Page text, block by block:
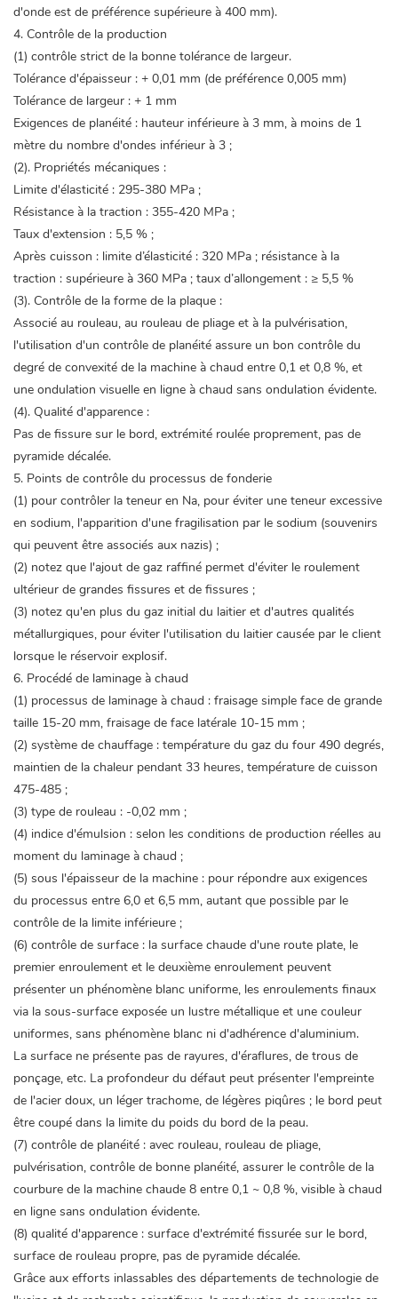
d'onde est de préférence supérieure à 400 mm).
4. Contrôle de la production
(1) contrôle strict de la bonne tolérance de largeur.
Tolérance d'épaisseur : + 0,01 mm (de préférence 0,005 mm)
Tolérance de largeur : + 1 mm
Exigences de planéité : hauteur inférieure à 3 mm, à moins de 1
mètre du nombre d'ondes inférieur à 3 ;
(2). Propriétés mécaniques :
Limite d'élasticité : 295-380 MPa ;
Résistance à la traction : 355-420 MPa ;
Taux d'extension : 5,5 % ;
Après cuisson : limite d’élasticité : 320 MPa ; résistance à la
traction : supérieure à 360 MPa ; taux d’allongement : ≥ 5,5 %
(3). Contrôle de la forme de la plaque :
Associé au rouleau, au rouleau de pliage et à la pulvérisation,
l'utilisation d'un contrôle de planéité assure un bon contrôle du
degré de convexité de la machine à chaud entre 0,1 et 0,8 %, et
une ondulation visuelle en ligne à chaud sans ondulation évidente.
(4). Qualité d'apparence :
Pas de fissure sur le bord, extrémité roulée proprement, pas de
pyramide décalée.
5. Points de contrôle du processus de fonderie
(1) pour contrôler la teneur en Na, pour éviter une teneur excessive
en sodium, l'apparition d'une fragilisation par le sodium (souvenirs
qui peuvent être associés aux nazis) ;
(2) notez que l'ajout de gaz raffiné permet d'éviter le roulement
ultérieur de grandes fissures et de fissures ;
(3) notez qu'en plus du gaz initial du laitier et d'autres qualités
métallurgiques, pour éviter l'utilisation du laitier causée par le client
lorsque le réservoir explosif.
6. Procédé de laminage à chaud
(1) processus de laminage à chaud : fraisage simple face de grande
taille 15-20 mm, fraisage de face latérale 10-15 mm ;
(2) système de chauffage : température du gaz du four 490 degrés,
maintien de la chaleur pendant 33 heures, température de cuisson
475-485 ;
(3) type de rouleau : -0,02 mm ;
(4) indice d'émulsion : selon les conditions de production réelles au
moment du laminage à chaud ;
(5) sous l'épaisseur de la machine : pour répondre aux exigences
du processus entre 6,0 et 6,5 mm, autant que possible par le
contrôle de la limite inférieure ;
(6) contrôle de surface : la surface chaude d'une route plate, le
premier enroulement et le deuxième enroulement peuvent
présenter un phénomène blanc uniforme, les enroulements finaux
via la sous-surface exposée un lustre métallique et une couleur
uniformes, sans phénomène blanc ni d'adhérence d'aluminium.
La surface ne présente pas de rayures, d'éraflures, de trous de
ponçage, etc. La profondeur du défaut peut présenter l'empreinte
de l'acier doux, un léger trachome, de légères piqûres ; le bord peut
être coupé dans la limite du poids du bord de la peau.
(7) contrôle de planéité : avec rouleau, rouleau de pliage,
pulvérisation, contrôle de bonne planéité, assurer le contrôle de la
courbure de la machine chaude 8 entre 0,1 ~ 0,8 %, visible à chaud
en ligne sans ondulation évidente.
(8) qualité d'apparence : surface d'extrémité fissurée sur le bord,
surface de rouleau propre, pas de pyramide décalée.
Grâce aux efforts inlassables des départements de technologie de